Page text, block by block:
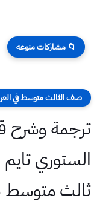
📁 مشاركات منوعه
صف الثالث متوسط في
ترجمة وشرح
الستوري تايم
ثالث